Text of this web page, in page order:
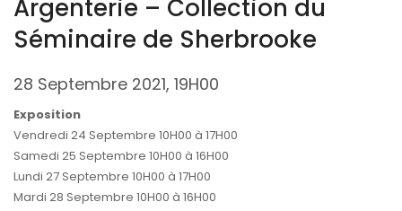
Argenterie – Collection du
Séminaire de Sherbrooke
28 Septembre 2021, 19H00
Exposition
Vendredi 24 Septembre 10H00 à 17H00
Samedi 25 Septembre 10H00 à 16H00
Lundi 27 Septembre 10H00 à 17H00
Mardi 28 Septembre 10H00 à 16H00